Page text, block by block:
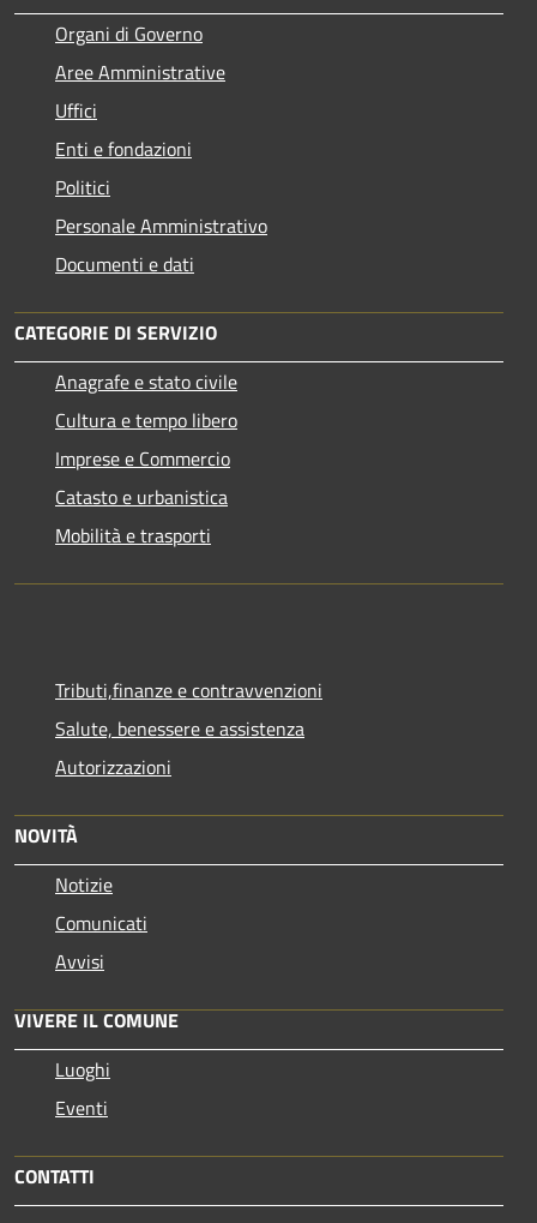
Organi di Governo
Aree Amministrative
Uffici
Enti e fondazioni
Politici
Personale Amministrativo
Documenti e dati
CATEGORIE DI SERVIZIO
Anagrafe e stato civile
Cultura e tempo libero
Imprese e Commercio
Catasto e urbanistica
Mobilità e trasporti
Tributi,finanze e contravvenzioni
Salute, benessere e assistenza
Autorizzazioni
NOVITÀ
Notizie
Comunicati
Avvisi
VIVERE IL COMUNE
Luoghi
Eventi
CONTATTI